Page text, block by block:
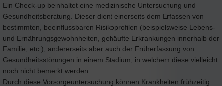
Ein Check-up beinhaltet eine medizinische Untersuchung und
Gesundheitsberatung. Dieser dient einerseits dem Erfassen von
bestimmten, beeinflussbaren Risikoprofilen (beispielsweise Lebens-
und Ernährungsgewohnheiten, gehäufte Erkrankungen innerhalb der
Familie, etc.), andererseits aber auch der Früherfassung von
Gesundheitsstörungen in einem Stadium, in welchem diese vielleicht
noch nicht bemerkt werden.
Durch diese Vorsorgeuntersuchung können Krankheiten frühzeitig